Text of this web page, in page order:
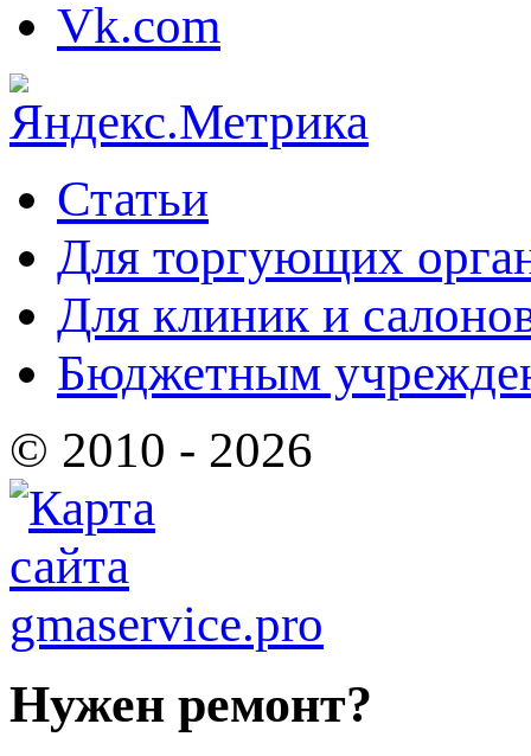
Статьи
Для торгующих
Для клиник и
Бюджетным
© 2010 - 2026
Нужен ремонт?